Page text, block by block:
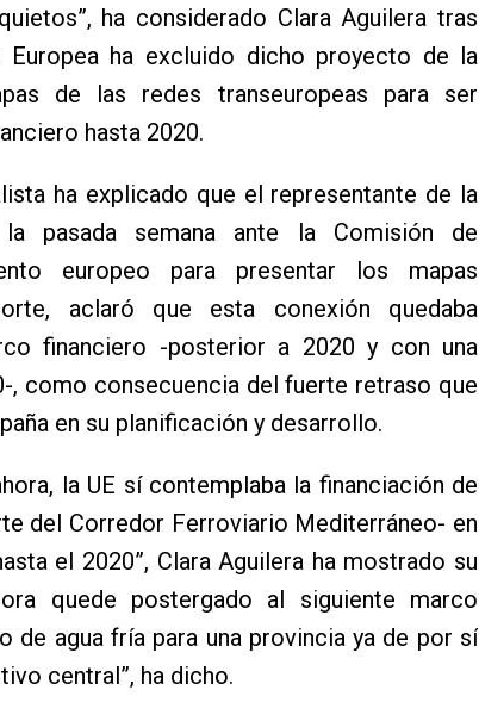
ha considerado Clara Aguilera tras
ha excluido dicho proyecto de la
de las redes transeuropeas para ser
hasta 2020.
ha explicado que el representante de la
pasada semana ante la Comisión de
europeo para presentar los mapas
aclaró que esta conexión quedaba
financiero -posterior a 2020 y con una
, como consecuencia del fuerte retraso que
en su planificación y desarrollo.
la UE sí contemplaba la financiación de
del Corredor Ferroviario Mediterráneo- en
el 2020”, Clara Aguilera ha mostrado su
quede postergado al siguiente marco
de agua fría para una provincia ya de por sí
central”, ha dicho.